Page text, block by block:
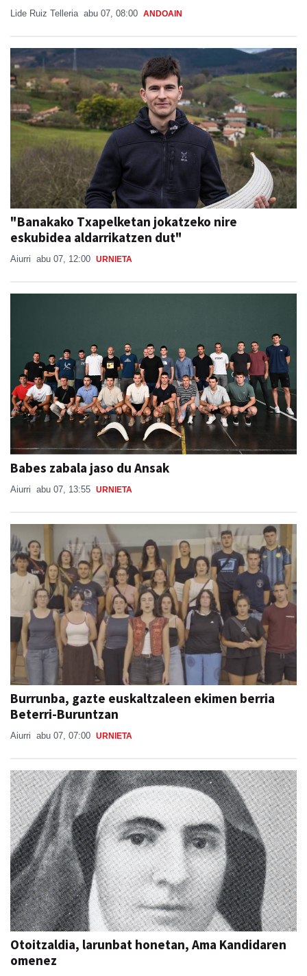
Lide Ruiz Telleria abu 07, 08:00 ANDOAIN
"Banakako Txapelketan jokatzeko nire
eskubidea aldarrikatzen dut"
Aiurri abu 07, 12:00 URNIETA
Babes zabala jaso du Ansak
Aiurri abu 07, 13:55 URNIETA
Burrunba, gazte euskaltzaleen ekimen berria
Beterri-Buruntzan
Aiurri abu 07, 07:00 URNIETA
Otoitzaldia, larunbat honetan, Ama Kandidaren
omenez